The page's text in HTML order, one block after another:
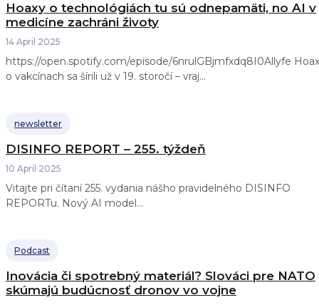
Hoaxy o technológiách tu sú odnepamäti, no AI v
medicíne zachráni životy
14 April 2025
https://open.spotify.com/episode/6nrulGBjmfxdq8I0Allyfe Hoaxy
o vakcínach sa šírili už v 19. storočí – vraj...
newsletter
DISINFO REPORT – 255. týždeň
10 April 2025
Vitajte pri čítaní 255. vydania nášho pravidelného DISINFO
REPORTu. Nový AI model...
Podcast
Inovácia či spotrebný materiál? Slováci pre NATO
skúmajú budúcnosť dronov vo vojne